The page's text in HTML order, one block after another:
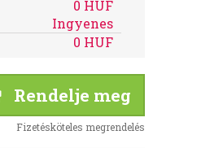
0 HUF
Ingyenes
0 HUF
Rendelje meg
Fizetésköteles megrendelés